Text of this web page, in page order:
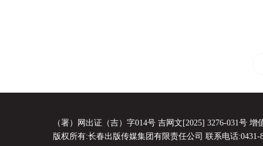
（署）网出证（吉）字014号 吉网文[2025] 3276-031号
版权所有:长春出版传媒集团有限责任公司 联系电话:0431-